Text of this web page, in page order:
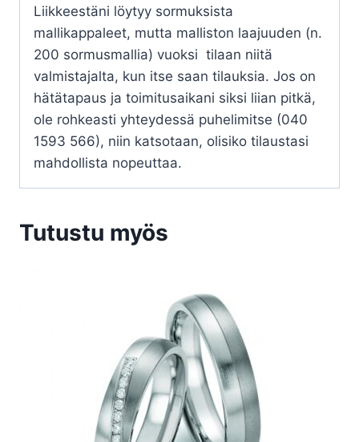
Liikkeestäni löytyy sormuksista
mallikappaleet, mutta malliston laajuuden (n.
200 sormusmallia) vuoksi tilaan niitä
valmistajalta, kun itse saan tilauksia. Jos on
hätätapaus ja toimitusaikani siksi liian pitkä,
ole rohkeasti yhteydessä puhelimitse (040
1593 566), niin katsotaan, olisiko tilaustasi
mahdollista nopeuttaa.
Tutustu myös